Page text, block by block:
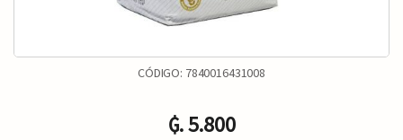
CÓDIGO: 7840016431008
₲. 5.800